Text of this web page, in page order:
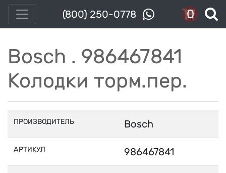
(800) 250-0778 0
Bosch . 986467841
Колодки торм.пер.
ПРОИЗВОДИТЕЛЬ Bosch
АРТИКУЛ 986467841